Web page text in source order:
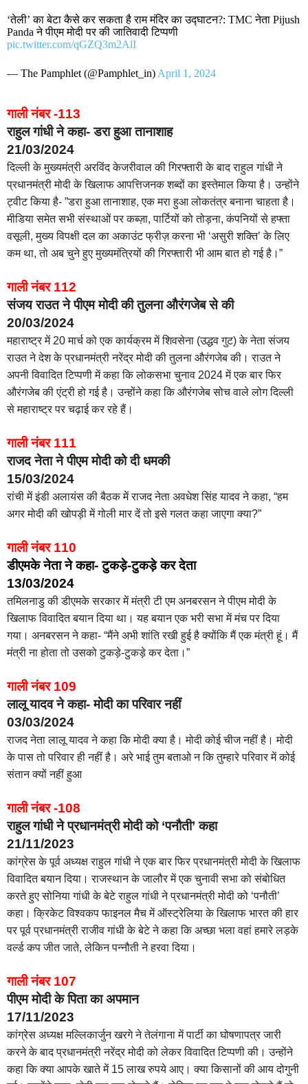
‘तेली’ का बेटा कैसे कर सकता है राम मंदिर का उद्घाटन?: TMC नेता Pijush
Panda ने पीएम मोदी पर की जातिवादी टिप्पणी
pic.twitter.com/qGZQ3m2AlI
— The Pamphlet (@Pamphlet_in) April 1, 2024
गाली नंबर -113
राहुल गांधी ने कहा- डरा हुआ तानाशाह
21/03/2024
दिल्ली के मुख्यमंत्री अरविंद केजरीवाल की गिरफ्तारी के बाद राहुल गांधी ने
प्रधानमंत्री मोदी के खिलाफ आपत्तिजनक शब्दों का इस्तेमाल किया है। उन्होंने
ट्वीट किया है- ”डरा हुआ तानाशाह, एक मरा हुआ लोकतंत्र बनाना चाहता है।
मीडिया समेत सभी संस्थाओं पर कब्ज़ा, पार्टियों को तोड़ना, कंपनियों से हफ्ता
वसूली, मुख्य विपक्षी दल का अकाउंट फ्रीज़ करना भी ‘असुरी शक्ति’ के लिए
कम था, तो अब चुने हुए मुख्यमंत्रियों की गिरफ्तारी भी आम बात हो गई है।”
गाली नंबर 112
संजय राउत ने पीएम मोदी की तुलना औरंगजेब से की
20/03/2024
महाराष्ट्र में 20 मार्च को एक कार्यक्रम में शिवसेना (उद्धव गुट) के नेता संजय
राउत ने देश के प्रधानमंत्री नरेंद्र मोदी की तुलना औरंगजेब की। राउत ने
अपनी विवादित टिप्पणी में कहा कि लोकसभा चुनाव 2024 में एक बार फिर
औरंगजेब की एंट्री हो गई है। उन्होंने कहा कि औरंगजेब सोच वाले लोग दिल्ली
से महाराष्ट्र पर चढ़ाई कर रहे हैं।
गाली नंबर 111
राजद नेता ने पीएम मोदी को दी धमकी
15/03/2024
रांची में इंडी अलायंस की बैठक में राजद नेता अवधेश सिंह यादव ने कहा, “हम
अगर मोदी की खोपड़ी में गोली मार दें तो इसे गलत कहा जाएगा क्या?”
गाली नंबर 110
डीएमके नेता ने कहा- टुकड़े-टुकड़े कर देता
13/03/2024
तमिलनाडु की डीएमके सरकार में मंत्री टी एम अनबरसन ने पीएम मोदी के
खिलाफ विवादित बयान दिया था। यह बयान एक भरी सभा में मंच पर दिया
गया। अनबरसन ने कहा- “मैंने अभी शांति रखी हुई है क्योंकि मैं एक मंत्री हूं। मैं
मंत्री ना होता तो उसको टुकड़े-टुकड़े कर देता।”
गाली नंबर 109
लालू यादव ने कहा- मोदी का परिवार नहीं
03/03/2024
राजद नेता लालू यादव ने कहा कि मोदी क्या है। मोदी कोई चीज नहीं है। मोदी
के पास तो परिवार ही नहीं है। अरे भाई तुम बताओ न कि तुम्हारे परिवार में कोई
संतान क्यों नहीं हुआ
गाली नंबर -108
राहुल गांधी ने प्रधानमंत्री मोदी को ‘पनौती’ कहा
21/11/2023
कांग्रेस के पूर्व अध्यक्ष राहुल गांधी ने एक बार फिर प्रधानमंत्री मोदी के खिलाफ
विवादित बयान दिया। राजस्थान के जालौर में एक चुनावी सभा को संबोधित
करते हुए सोनिया गांधी के बेटे राहुल गांधी ने प्रधानमंत्री मोदी को ‘पनौती’
कहा। क्रिकेट विश्वकप फाइनल मैच में ऑस्ट्रेलिया के खिलाफ भारत की हार
पर पूर्व प्रधानमंत्री राजीव गांधी के बेटे ने कहा कि अच्छा भला वहां हमारे लड़के
वर्ल्ड कप जीत जाते, लेकिन पन्नौती ने हरवा दिया।
गाली नंबर 107
पीएम मोदी के पिता का अपमान
17/11/2023
कांग्रेस अध्यक्ष मल्लिकार्जुन खरगे ने तेलंगाना में पार्टी का घोषणापत्र जारी
करने के बाद प्रधानमंत्री नरेंद्र मोदी को लेकर विवादित टिप्पणी की। उन्होंने
कहा कि क्या आपके खाते में 15 लाख रुपये आए। क्या किसानों की आय दोगुनी